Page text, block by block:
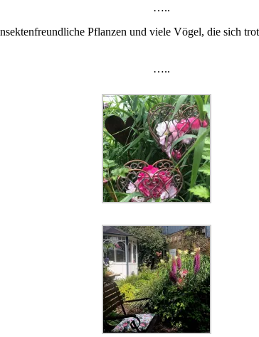
…..
Pflanzen und viele Vögel, die sich
…..